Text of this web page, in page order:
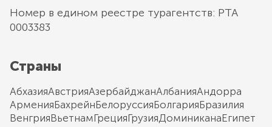
Номер в едином реестре турагентств: РТА
0003383
Страны
АбхазияАвстрияАзербайджанАлбанияАндорра
АрменияБахрейнБелоруссияБолгарияБразилия
ВенгрияВьетнамГрецияГрузияДоминиканаЕгипет